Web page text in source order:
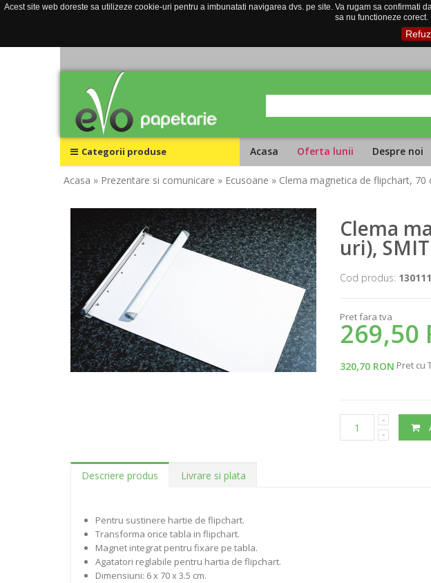
Acest site web doreste sa utilizeze cookie-uri pentru a imbunatati navigarea dvs. pe site. Va rugam sa
sa nu functioneze corect.
Refuz
Categorii produse Acasa Oferta lunii Despre noi
Acasa » Prezentare si comunicare » Ecusoane » Clema magnetica de flipchart,
Clema
uri), SMIT
Cod produs:
Pret fara tva
269,50
320,70 RON Pret cu
Descriere produs Livrare si plata
Pentru sustinere hartie de flipchart.
Transforma orice tabla in flipchart.
Magnet integrat pentru fixare pe tabla.
Agatatori reglabile pentru hartia de flipchart.
Dimensiuni: 6 x 70 x 3.5 cm.